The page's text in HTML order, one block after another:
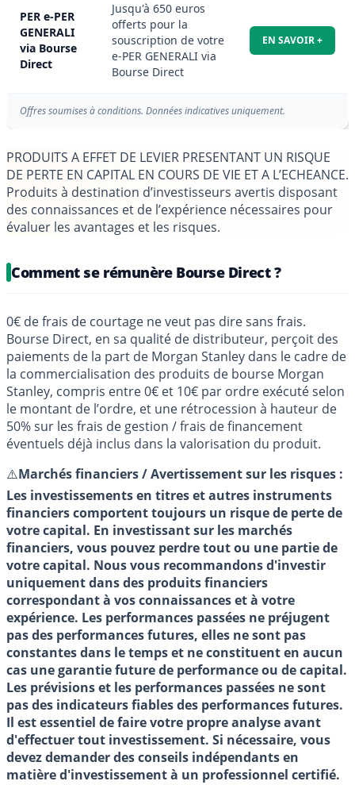
PER e-PER
GENERALI
via Bourse
Direct
Jusqu'à 650 euros
offerts pour la
souscription de votre
e-PER GENERALI via
Bourse Direct
EN SAVOIR +
Offres soumises à conditions. Données indicatives uniquement.
PRODUITS A EFFET DE LEVIER PRESENTANT UN RISQUE
DE PERTE EN CAPITAL EN COURS DE VIE ET A L’ECHEANCE.
Produits à destination d’investisseurs avertis disposant
des connaissances et de l’expérience nécessaires pour
évaluer les avantages et les risques.
Comment se rémunère Bourse Direct ?
0€ de frais de courtage ne veut pas dire sans frais.
Bourse Direct, en sa qualité de distributeur, perçoit des
paiements de la part de Morgan Stanley dans le cadre de
la commercialisation des produits de bourse Morgan
Stanley, compris entre 0€ et 10€ par ordre exécuté selon
le montant de l’ordre, et une rétrocession à hauteur de
50% sur les frais de gestion / frais de financement
éventuels déjà inclus dans la valorisation du produit.
⚠️Marchés financiers / Avertissement sur les risques :
Les investissements en titres et autres instruments
financiers comportent toujours un risque de perte de
votre capital. En investissant sur les marchés
financiers, vous pouvez perdre tout ou une partie de
votre capital. Nous vous recommandons d'investir
uniquement dans des produits financiers
correspondant à vos connaissances et à votre
expérience. Les performances passées ne préjugent
pas des performances futures, elles ne sont pas
constantes dans le temps et ne constituent en aucun
cas une garantie future de performance ou de capital.
Les prévisions et les performances passées ne sont
pas des indicateurs fiables des performances futures.
Il est essentiel de faire votre propre analyse avant
d'effectuer tout investissement. Si nécessaire, vous
devez demander des conseils indépendants en
matière d'investissement à un professionnel certifié.